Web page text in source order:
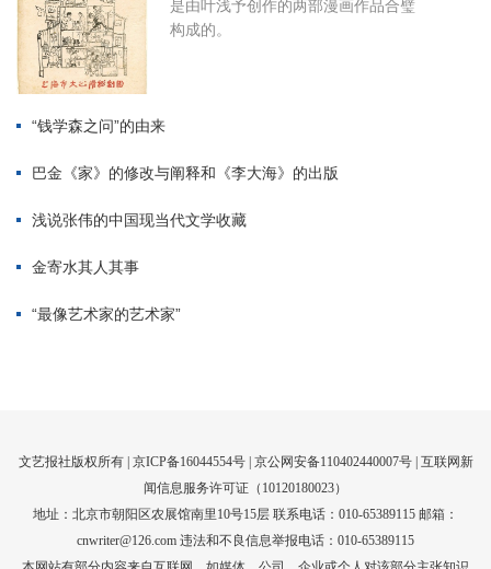
文艺报社版权所有 | 京ICP备16044554号| 京公网安备110402440007号 | 互联网新
闻信息服务许可证（10120180023）
地址：北京市朝阳区农展馆南里10号15层 联系电话：010-65389115 邮箱：
cnwriter@126.com 违法和不良信息举报电话：010-65389115